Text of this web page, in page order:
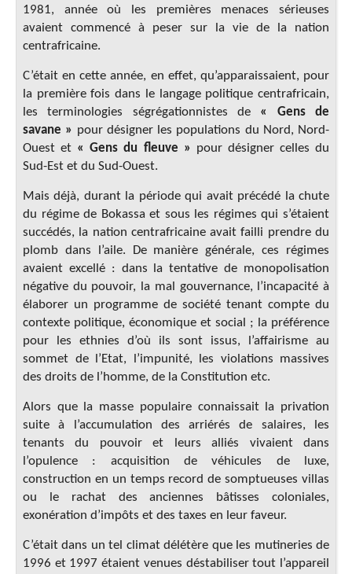
1981, année où les premières menaces sérieuses
avaient commencé à peser sur la vie de la nation
centrafricaine.
C’était en cette année, en effet, qu’apparaissaient, pour
la première fois dans le langage politique centrafricain,
les terminologies ségrégationnistes de « Gens de
savane » pour désigner les populations du Nord, Nord-
Ouest et « Gens du fleuve » pour désigner celles du
Sud-Est et du Sud-Ouest.
Mais déjà, durant la période qui avait précédé la chute
du régime de Bokassa et sous les régimes qui s’étaient
succédés, la nation centrafricaine avait failli prendre du
plomb dans l’aile. De manière générale, ces régimes
avaient excellé : dans la tentative de monopolisation
négative du pouvoir, la mal gouvernance, l’incapacité à
élaborer un programme de société tenant compte du
contexte politique, économique et social ; la préférence
pour les ethnies d’où ils sont issus, l’affairisme au
sommet de l’Etat, l’impunité, les violations massives
des droits de l’homme, de la Constitution etc.
Alors que la masse populaire connaissait la privation
suite à l’accumulation des arriérés de salaires, les
tenants du pouvoir et leurs alliés vivaient dans
l’opulence : acquisition de véhicules de luxe,
construction en un temps record de somptueuses villas
ou le rachat des anciennes bâtisses coloniales,
exonération d’impôts et des taxes en leur faveur.
C’était dans un tel climat délétère que les mutineries de
1996 et 1997 étaient venues déstabiliser tout l’appareil